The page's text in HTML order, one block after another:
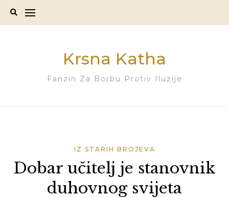
Krsna Katha
Fanzin Za Borbu Protiv Iluzije
IZ STARIH BROJEVA
Dobar učitelj je stanovnik
duhovnog svijeta